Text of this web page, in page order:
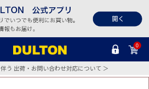
0
う 出荷・お問い合わせ対応について ＞